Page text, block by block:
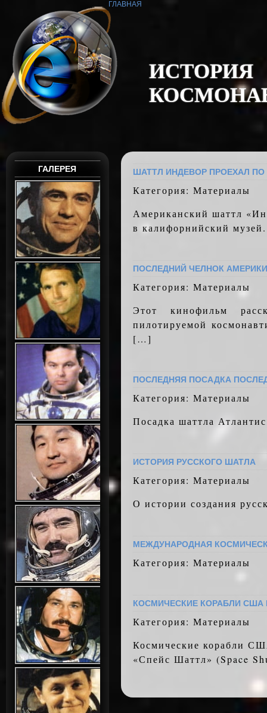
ИСТОРИЯ
КОСМОНА
ГЛАВНАЯ
ГАЛЕРЕЯ ШАТТЛ ИНДЕВОР ПРОЕХАЛ
Категория: Материалы
Американский шаттл
в калифорнийский
ПОСЛЕДНИЙ ЧЕЛНОК АМЕРИКИ
Категория: Материалы
Этот кинофильм
пилотируемой
[…]
ПОСЛЕДНЯЯ ПОСАДКА
Категория: Материалы
Посадка шаттла
ИСТОРИЯ РУССКОГО ШАТЛА
Категория: Материалы
О истории создания
МЕЖДУНАРОДНАЯ
Категория: Материалы
КОСМИЧЕСКИЕ КОРАБЛИ США
Категория: Материалы
Космические корабли
«Спейс Шаттл» (Space